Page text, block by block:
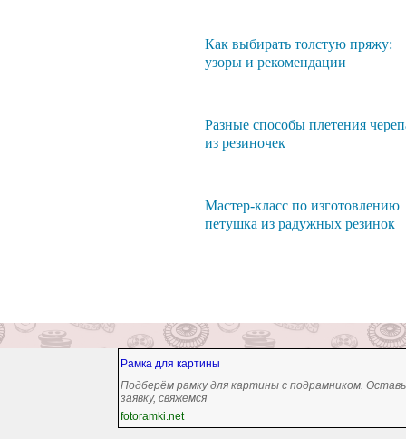
Как выбирать толстую пряжу:
узоры и рекомендации
Разные способы плетения
из резиночек
Мастер-класс по изготовлению
петушка из радужных резинок
Рамка для картины
Подберём рамку для картины с подрамником.
заявку, свяжемся
fotoramki.net